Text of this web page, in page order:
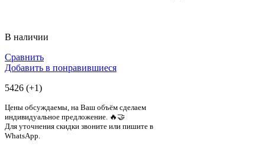
В наличии
Сравнить
Добавить в понравившиеся
5426 (+1)
Цены обсуждаемы, на Ваш объём сделаем
индивидуальное предложение. 🔥🤝
Для уточнения скидки звоните или пишите в
WhatsApp.